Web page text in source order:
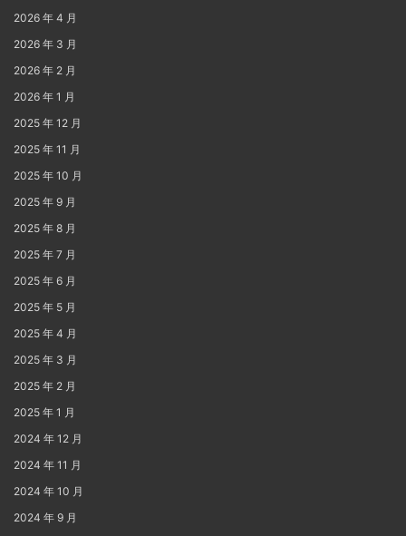
2026 年 4 月
2026 年 3 月
2026 年 2 月
2026 年 1 月
2025 年 12 月
2025 年 11 月
2025 年 10 月
2025 年 9 月
2025 年 8 月
2025 年 7 月
2025 年 6 月
2025 年 5 月
2025 年 4 月
2025 年 3 月
2025 年 2 月
2025 年 1 月
2024 年 12 月
2024 年 11 月
2024 年 10 月
2024 年 9 月